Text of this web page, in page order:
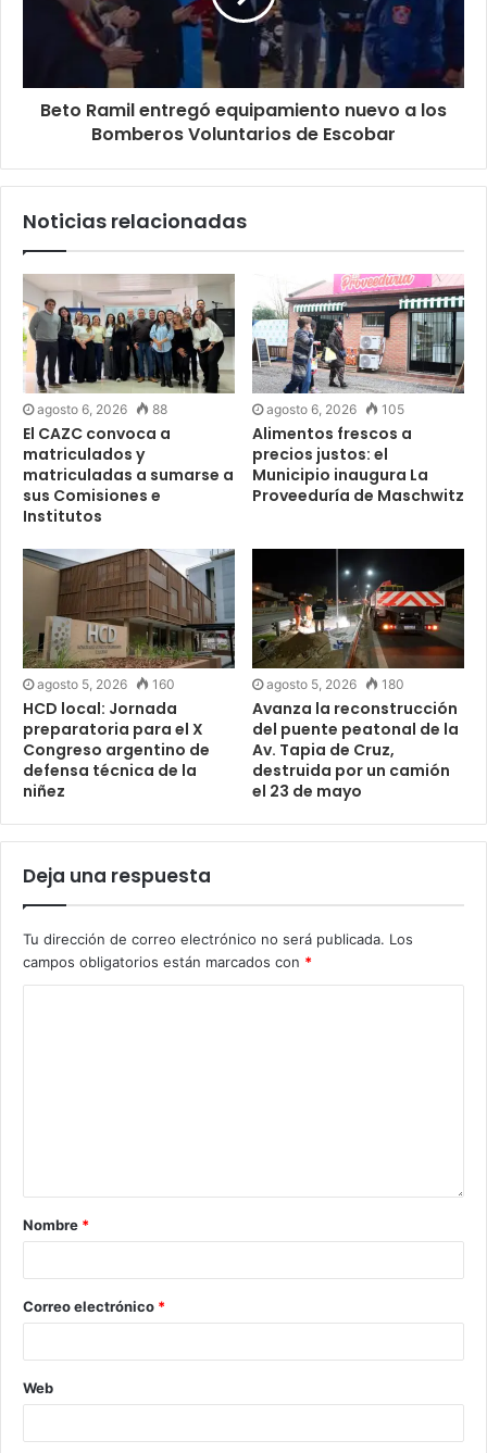
Beto Ramil entregó equipamiento nuevo a los
Bomberos Voluntarios de Escobar
Noticias relacionadas
agosto 6, 2026 88
El CAZC convoca a
matriculados y
matriculadas a sumarse a
sus Comisiones e
Institutos
agosto 6, 2026 105
Alimentos frescos a
precios justos: el
Municipio inaugura La
Proveeduría de Maschwitz
agosto 5, 2026 160
HCD local: Jornada
preparatoria para el X
Congreso argentino de
defensa técnica de la
niñez
agosto 5, 2026 180
Avanza la reconstrucción
del puente peatonal de la
Av. Tapia de Cruz,
destruida por un camión
el 23 de mayo
Deja una respuesta
Tu dirección de correo electrónico no será publicada. Los
campos obligatorios están marcados con *
Nombre *
Correo electrónico *
Web